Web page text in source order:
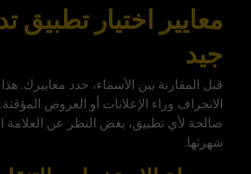
معايير اختيار تطبيق
جيد
قبل المقارنة بين الأسماء، حدد معاييرك.
الانجراف وراء الإعلانات أو العروض المؤقتة.
صالحة لأي تطبيق، بغض النظر عن العلامة
شهرتها.